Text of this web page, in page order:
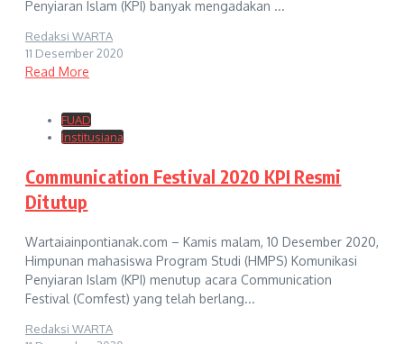
Penyiaran Islam (KPI) banyak mengadakan ...
Redaksi WARTA
11 Desember 2020
Read More
FUAD
Institusiana
Communication Festival 2020 KPI Resmi
Ditutup
Wartaiainpontianak.com – Kamis malam, 10 Desember 2020,
Himpunan mahasiswa Program Studi (HMPS) Komunikasi
Penyiaran Islam (KPI) menutup acara Communication
Festival (Comfest) yang telah berlang...
Redaksi WARTA